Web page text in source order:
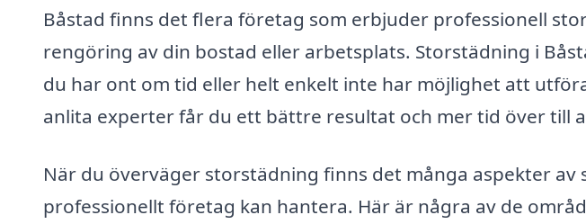
Båstad finns det flera företag som erbjuder professionell
rengöring av din bostad eller arbetsplats. Storstädning i
du har ont om tid eller helt enkelt inte har möjlighet att
anlita experter får du ett bättre resultat och mer tid över till
När du överväger storstädning finns det många aspekter av
professionellt företag kan hantera. Här är några av de